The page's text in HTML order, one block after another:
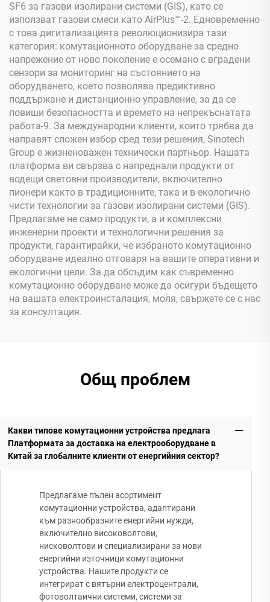
SF6 за газови изолирани системи (GIS), като се
използват газови смеси като AirPlus™-2. Едновременно
с това дигитализацията революционизира тази
категория: комутационното оборудване за средно
напрежение от ново поколение е осемано с вградени
сензори за мониторинг на състоянието на
оборудването, което позволява предиктивно
поддържане и дистанционно управление, за да се
повиши безопасността и времето на непрекъснатата
работа-9. За международни клиенти, които трябва да
направят сложен избор сред тези решения, Sinotech
Group е жизненоважен технически партньор. Нашата
платформа ви свързва с напреднали продукти от
водещи световни производители, включително
пионери както в традиционните, така и в екологично
чисти технологии за газови изолирани системи (GIS).
Предлагаме не само продукти, а и комплексни
инженерни проекти и технологични решения за
продукти, гарантирайки, че избраното комутационно
оборудване идеално отговаря на вашите оперативни и
екологични цели. За да обсъдим как съвременно
комутационно оборудване може да осигури бъдещето
на вашата електроинсталация, моля, свържете се с нас
за консултация.
Общ проблем
Какви типове комутационни устройства предлага
Платформата за доставка на електрооборудване в
Китай за глобалните клиенти от енергийния сектор?
Предлагаме пълен асортимент
комутационни устройства, адаптирани
към разнообразните енергийни нужди,
включително високоволтови,
нисковолтови и специализирани за нови
енергийни източници комутационни
устройства. Нашите продукти се
интегрират с вятърни електроцентрали,
фотоволтаични системи, системи за